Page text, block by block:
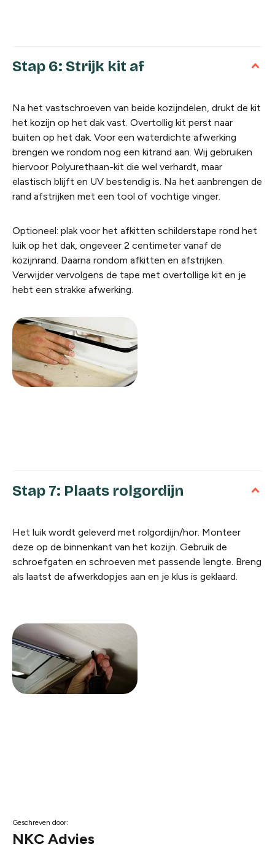
Stap 6: Strijk kit af
Na het vastschroeven van beide kozijndelen, drukt de kit
het kozijn op het dak vast. Overtollig kit perst naar
buiten op het dak. Voor een waterdichte afwerking
brengen we rondom nog een kitrand aan. Wij gebruiken
hiervoor Polyurethaan-kit die wel verhardt, maar
elastisch blijft en UV bestendig is. Na het aanbrengen de
rand afstrijken met een tool of vochtige vinger.
Optioneel: plak voor het afkitten schilderstape rond het
luik op het dak, ongeveer 2 centimeter vanaf de
kozijnrand. Daarna rondom afkitten en afstrijken.
Verwijder vervolgens de tape met overtollige kit en je
hebt een strakke afwerking.
Stap 7: Plaats rolgordijn
Het luik wordt geleverd met rolgordijn/hor. Monteer
deze op de binnenkant van het kozijn. Gebruik de
schroefgaten en schroeven met passende lengte. Breng
als laatst de afwerkdopjes aan en je klus is geklaard.
Geschreven door:
NKC Advies